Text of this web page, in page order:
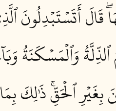
أَتَسۡتَبۡدِلُونَ
وَٱلۡمَسۡكَنَةُ
بِغَيۡرِ ٱلۡحَقِّۚ ذَٰلِكَ